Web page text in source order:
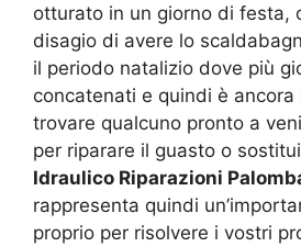
otturato in un giorno di festa,
disagio di avere lo
il periodo natalizio dove più
concatenati e quindi è
trovare qualcuno pronto a
per riparare il guasto o
Idraulico Riparazioni
rappresenta quindi
proprio per risolvere i vostri